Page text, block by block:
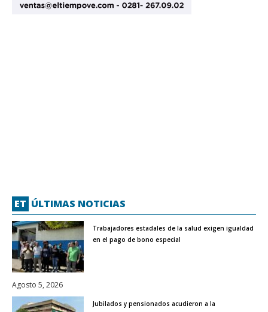
ET ÚLTIMAS NOTICIAS
Trabajadores estadales de la salud exigen igualdad
en el pago de bono especial
Agosto 5, 2026
Jubilados y pensionados acudieron a la